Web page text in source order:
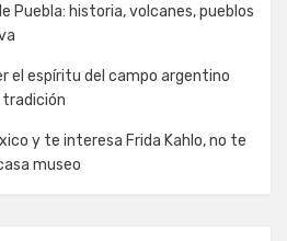
Puebla: historia, volcanes, pueblos
el espíritu del campo argentino
tradición
y te interesa Frida Kahlo, no te
museo